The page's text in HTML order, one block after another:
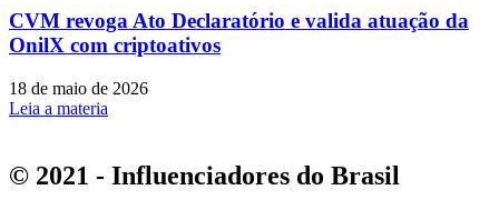
CVM revoga Ato Declaratório e valida atuação da
OnilX com criptoativos
18 de maio de 2026
Leia a materia
© 2021 - Influenciadores do Brasil